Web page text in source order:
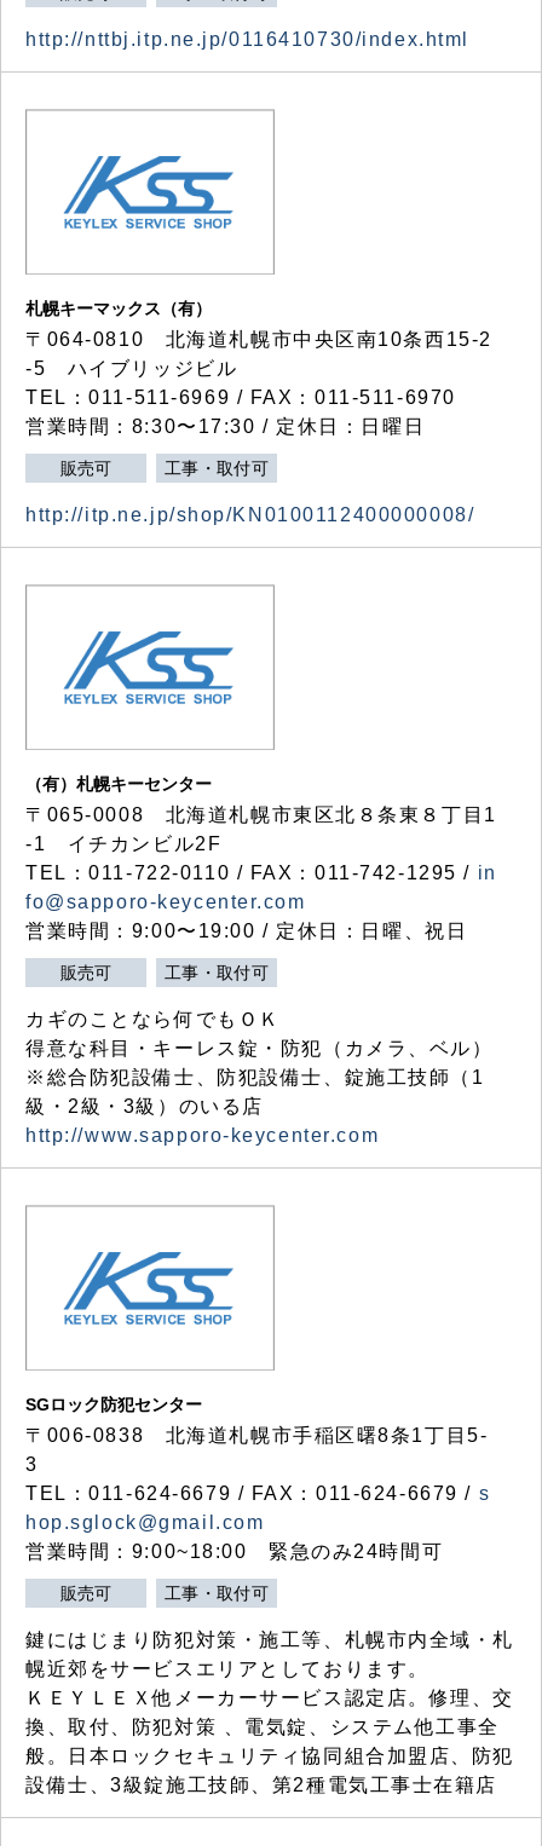
http://nttbj.itp.ne.jp/0116410730/index.html
札幌キーマックス（有）
〒064-0810 北海道札幌市中央区南10条西15-2
-5 ハイブリッジビル
TEL：011-511-6969 / FAX：011-511-6970
営業時間：8:30〜17:30 / 定休日：日曜日
販売可 工事・取付可
http://itp.ne.jp/shop/KN0100112400000008/
（有）札幌キーセンター
〒065-0008 北海道札幌市東区北８条東８丁目1
-1 イチカンビル2F
TEL：011-722-0110 / FAX：011-742-1295 / in
fo@sapporo-keycenter.com
営業時間：9:00〜19:00 / 定休日：日曜、祝日
販売可 工事・取付可
カギのことなら何でもＯＫ
得意な科目・キーレス錠・防犯（カメラ、ベル）
※総合防犯設備士、防犯設備士、錠施工技師（1
級・2級・3級）のいる店
http://www.sapporo-keycenter.com
SGロック防犯センター
〒006-0838 北海道札幌市手稲区曙8条1丁目5-
3
TEL：011-624-6679 / FAX：011-624-6679 / s
hop.sglock@gmail.com
営業時間：9:00~18:00 緊急のみ24時間可
販売可 工事・取付可
鍵にはじまり防犯対策・施工等、札幌市内全域・札
幌近郊をサービスエリアとしております。
ＫＥＹＬＥＸ他メーカーサービス認定店。修理、交
換、取付、防犯対策 、電気錠、システム他工事全
般。日本ロックセキュリティ協同組合加盟店、防犯
設備士、3級錠施工技師、第2種電気工事士在籍店